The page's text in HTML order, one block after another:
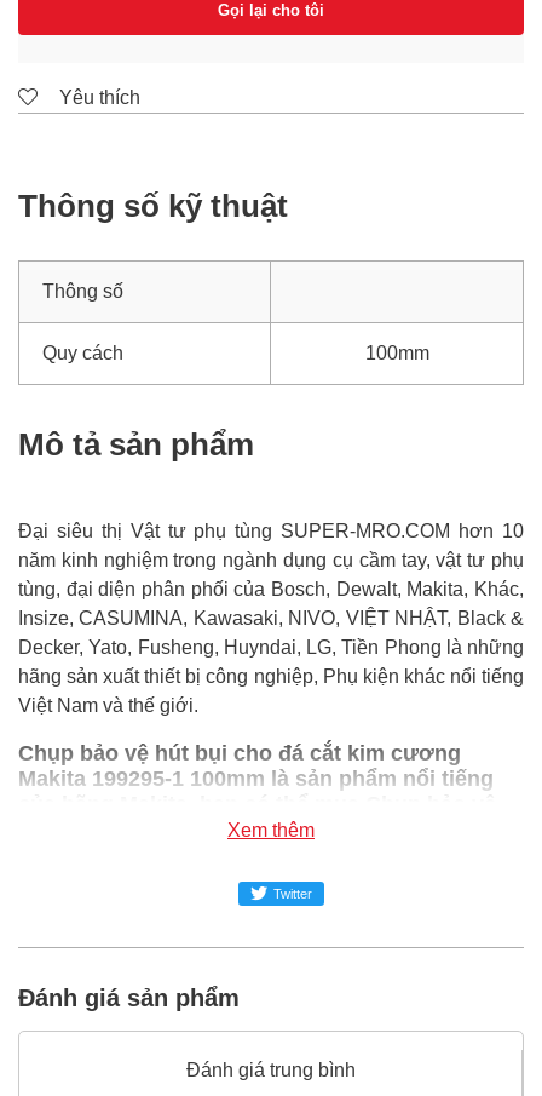
Gọi lại cho tôi
Yêu thích
Thông số kỹ thuật
Thông số
Quy cách 100mm
Mô tả sản phẩm
Đại siêu thị Vật tư phụ tùng SUPER-MRO.COM hơn 10
năm kinh nghiệm trong ngành dụng cụ cầm tay, vật tư phụ
tùng, đại diện phân phối của Bosch, Dewalt, Makita, Khác,
Insize, CASUMINA, Kawasaki, NIVO, VIỆT NHẬT, Black &
Decker, Yato, Fusheng, Huyndai, LG, Tiền Phong là những
hãng sản xuất thiết bị công nghiệp, Phụ kiện khác nổi tiếng
Việt Nam và thế giới.
Chụp bảo vệ hút bụi cho đá cắt kim cương
Makita 199295-1 100mm là sản phẩm nổi tiếng
hút bụi cho đá cắt kim cương Makita 199295-1
Makita 199295-1 100mm
nghiệp MRO
Chụp bảo vệ hút bụi cho đá cắt kim cương Makita
Xem thêm
Twitter
Đánh giá sản phẩm
Đánh giá trung bình